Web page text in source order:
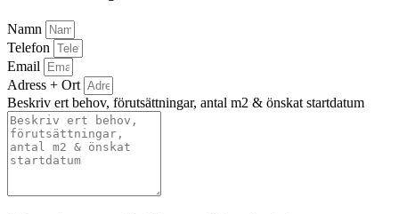
Namn
Telefon
Email
Adress + Ort
Beskriv ert behov, förutsättningar, antal m2 & önskat startdatum